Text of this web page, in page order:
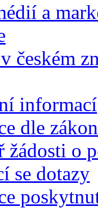
a
českém
informací
dle
žádosti o
se dotazy